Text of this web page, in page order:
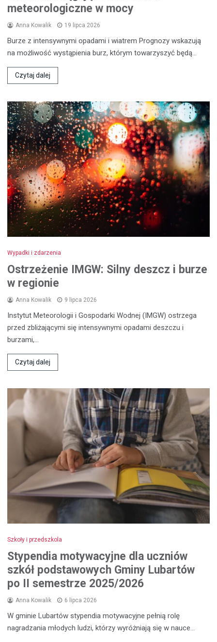
meteorologiczne w mocy
Anna Kowalik 19 lipca 2026
Burze z intensywnymi opadami i wiatrem Prognozy wskazują
na możliwość wystąpienia burz, którym towarzyszyć będą…
Czytaj dalej
Wypadki i zdarzenia
Ostrzeżenie IMGW: Silny deszcz i burze
w regionie
Anna Kowalik 9 lipca 2026
Instytut Meteorologii i Gospodarki Wodnej (IMGW) ostrzega
przed zbliżającymi się intensywnymi opadami deszczu i
burzami,…
Czytaj dalej
Szkoły i przedszkola
Stypendia motywacyjne dla uczniów
szkół podstawowych Gminy Lubartów
po II semestrze 2025/2026
Anna Kowalik 6 lipca 2026
W gminie Lubartów stypendia motywacyjne pełnią rolę
nagradzania młodych ludzi, którzy wyróżniają się w nauce…